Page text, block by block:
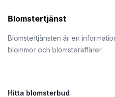
Blomstertjänst
Blomstertjänsten är en
blommor och blomsteraffärer.
Hitta blomsterbud